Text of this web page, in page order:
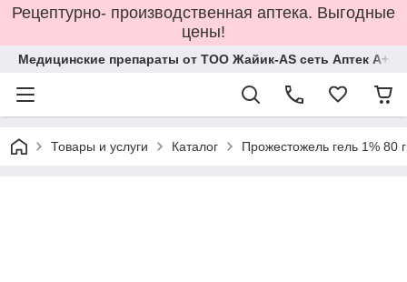
Рецептурно- производственная аптека. Выгодные
цены!
Медицинские препараты от ТОО Жайик-AS сеть Аптек А+
Товары и услуги Каталог Прожестожель гель 1% 80